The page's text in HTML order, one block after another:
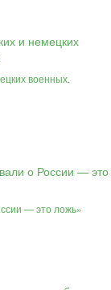
военных.
— это ложь»